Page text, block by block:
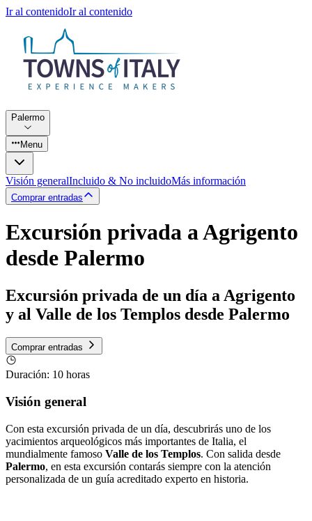
Ir al contenidoIr al contenido
Palermo
Menu
Visión generalIncluido & No incluidoMás información
Comprar entradas
Excursión privada a Agrigento
desde Palermo
Excursión privada de un día a Agrigento
y al Valle de los Templos desde Palermo
Comprar entradas
Duración: 10 horas
Visión general
Con esta excursión privada de un día, descubrirás uno de los
yacimientos arqueológicos más importantes de Italia, el
mundialmente famoso Valle de los Templos. Con salida desde
Palermo, en esta excursión contarás siempre con la atención
personalizada de un guía acreditado experto en historia.